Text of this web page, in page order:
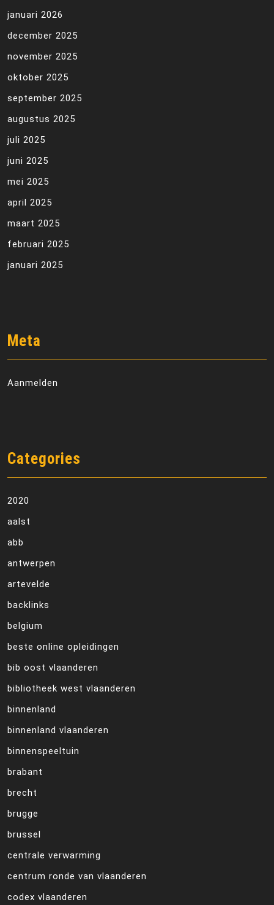
januari 2026
december 2025
november 2025
oktober 2025
september 2025
augustus 2025
juli 2025
juni 2025
mei 2025
april 2025
maart 2025
februari 2025
januari 2025
Meta
Aanmelden
Categories
2020
aalst
abb
antwerpen
artevelde
backlinks
belgium
beste online opleidingen
bib oost vlaanderen
bibliotheek west vlaanderen
binnenland
binnenland vlaanderen
binnenspeeltuin
brabant
brecht
brugge
brussel
centrale verwarming
centrum ronde van vlaanderen
codex vlaanderen